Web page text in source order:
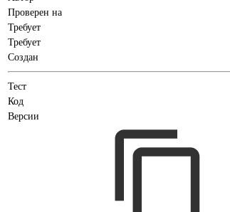
Проверен на
Требует
Требует
Создан
Тест
Код
Версии